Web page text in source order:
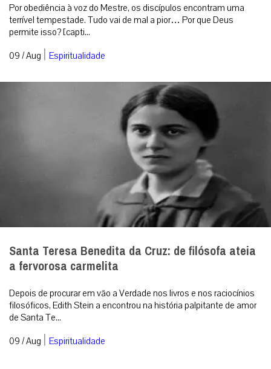
Por obediência à voz do Mestre, os discípulos encontram uma
terrível tempestade. Tudo vai de mal a pior… Por que Deus
permite isso? [capti...
09 / Aug | Espiritualidade
Santa Teresa Benedita da Cruz: de filósofa ateia
a fervorosa carmelita
Depois de procurar em vão a Verdade nos livros e nos raciocínios
filosóficos, Edith Stein a encontrou na história palpitante de amor
de Santa Te...
09 / Aug | Espiritualidade